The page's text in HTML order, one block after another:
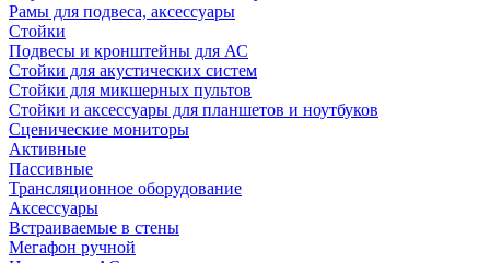
Рамы для подвеса, аксессуары
Стойки
Подвесы и кронштейны для АС
Стойки для акустических систем
Стойки для микшерных пультов
Стойки и аксессуары для планшетов и ноутбуков
Сценические мониторы
Активные
Пассивные
Трансляционное оборудование
Аксессуары
Встраиваемые в стены
Мегафон ручной